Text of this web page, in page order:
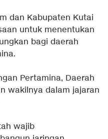
dan Kabupaten Kutai
untuk menentukan
bagi daerah
Pertamina, Daerah
wakilnya dalam jajaran
wajib